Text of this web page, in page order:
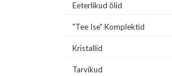
Eeterlikud õlid
"Tee Ise" Komplektid
Kristallid
Tarvikud